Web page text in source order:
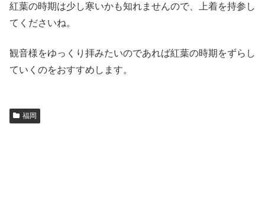
紅葉の時期は少し寒いかも知れませんので、上着を持参し
てくださいね。
観音様をゆっくり拝みたいのであれば紅葉の時期をずらし
ていくのをおすすめします。
福岡